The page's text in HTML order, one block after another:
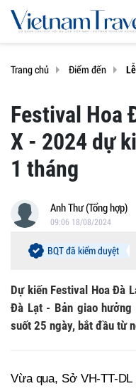
Trang chủ Điểm đến
Festival Hoa
X - 2024 dự
1 tháng
Anh Thư (Tổng hợp)
09:06 18/08/2024
BQT đã kiểm duyệt
Dự kiến Festival Hoa Đà
Đà Lạt - Bản giao
suốt 25 ngày, bắt đầu từ
Vừa qua, Sở VH-TT-